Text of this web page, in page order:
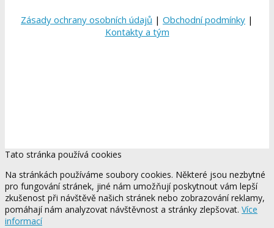
Zásady ochrany osobních údajů | Obchodní podmínky |
Kontakty a tým
Tato stránka používá cookies
Na stránkách používáme soubory cookies. Některé jsou nezbytné
pro fungování stránek, jiné nám umožňují poskytnout vám lepší
zkušenost při návštěvě našich stránek nebo zobrazování reklamy,
pomáhají nám analyzovat návštěvnost a stránky zlepšovat. Více
informací